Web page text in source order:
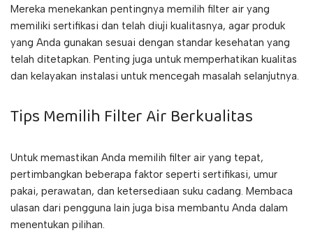
Mereka menekankan pentingnya memilih filter air yang
memiliki sertifikasi dan telah diuji kualitasnya, agar produk
yang Anda gunakan sesuai dengan standar kesehatan yang
telah ditetapkan. Penting juga untuk memperhatikan kualitas
dan kelayakan instalasi untuk mencegah masalah selanjutnya.
Tips Memilih Filter Air Berkualitas
Untuk memastikan Anda memilih filter air yang tepat,
pertimbangkan beberapa faktor seperti sertifikasi, umur
pakai, perawatan, dan ketersediaan suku cadang. Membaca
ulasan dari pengguna lain juga bisa membantu Anda dalam
menentukan pilihan.